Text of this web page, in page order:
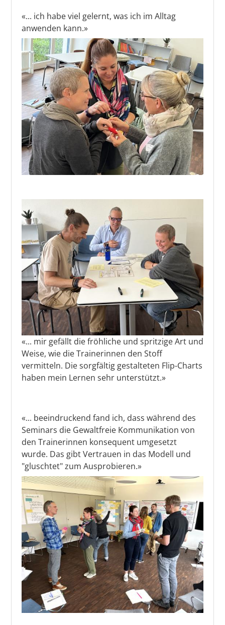
«... ich habe viel gelernt, was ich im Alltag
anwenden kann.»
«... mir gefällt die fröhliche und spritzige Art und
Weise, wie die Trainerinnen den Stoff
vermitteln. Die sorgfältig gestalteten Flip-Charts
haben mein Lernen sehr unterstützt.»
«... beeindruckend fand ich, dass während des
Seminars die Gewaltfreie Kommunikation von
den Trainerinnen konsequent umgesetzt
wurde. Das gibt Vertrauen in das Modell und
"gluschtet" zum Ausprobieren.»